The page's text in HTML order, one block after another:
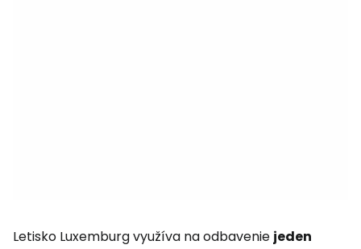
Letisko Luxemburg využíva na odbavenie jeden